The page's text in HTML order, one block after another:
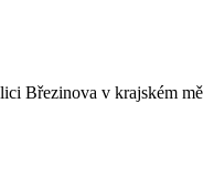
Březinova v krajském